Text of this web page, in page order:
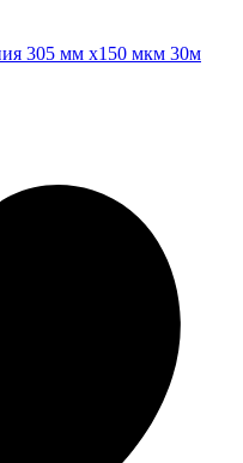
305 мм х150 мкм 30м